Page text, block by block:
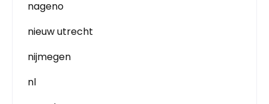
nageno
nieuw utrecht
nijmegen
nl